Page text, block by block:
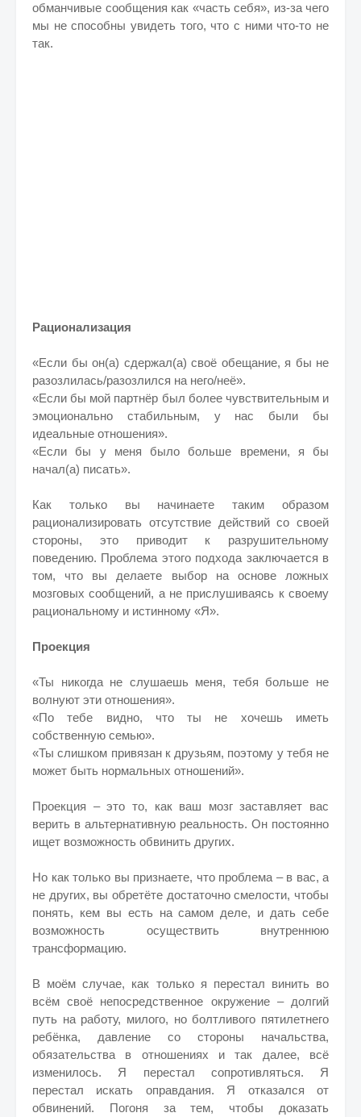
обманчивые сообщения как «часть себя», из-за чего
мы не способны увидеть того, что с ними что-то не
так.
Рационализация
«Если бы он(а) сдержал(а) своё обещание, я бы не
разозлилась/разозлился на него/неё».
«Если бы мой партнёр был более чувствительным и
эмоционально стабильным, у нас были бы
идеальные отношения».
«Если бы у меня было больше времени, я бы
начал(а) писать».
Как только вы начинаете таким образом
рационализировать отсутствие действий со своей
стороны, это приводит к разрушительному
поведению. Проблема этого подхода заключается в
том, что вы делаете выбор на основе ложных
мозговых сообщений, а не прислушиваясь к своему
рациональному и истинному «Я».
Проекция
«Ты никогда не слушаешь меня, тебя больше не
волнуют эти отношения».
«По тебе видно, что ты не хочешь иметь
собственную семью».
«Ты слишком привязан к друзьям, поэтому у тебя не
может быть нормальных отношений».
Проекция – это то, как ваш мозг заставляет вас
верить в альтернативную реальность. Он постоянно
ищет возможность обвинить других.
Но как только вы признаете, что проблема – в вас, а
не других, вы обретёте достаточно смелости, чтобы
понять, кем вы есть на самом деле, и дать себе
возможность осуществить внутреннюю
трансформацию.
В моём случае, как только я перестал винить во
всём своё непосредственное окружение – долгий
путь на работу, милого, но болтливого пятилетнего
ребёнка, давление со стороны начальства,
обязательства в отношениях и так далее, всё
изменилось. Я перестал сопротивляться. Я
перестал искать оправдания. Я отказался от
обвинений. Погоня за тем, чтобы доказать